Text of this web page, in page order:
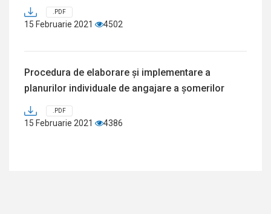
.PDF
15 Februarie 2021 4502
Procedura de elaborare și implementare a
planurilor individuale de angajare a șomerilor
.PDF
15 Februarie 2021 4386